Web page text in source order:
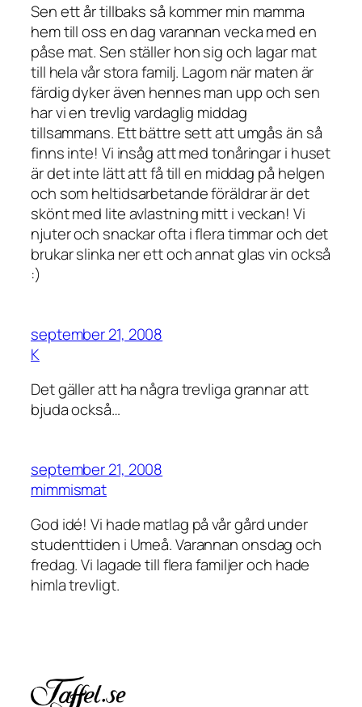
Sen ett år tillbaks så kommer min mamma
hem till oss en dag varannan vecka med en
påse mat. Sen ställer hon sig och lagar mat
till hela vår stora familj. Lagom när maten är
färdig dyker även hennes man upp och sen
har vi en trevlig vardaglig middag
tillsammans. Ett bättre sett att umgås än så
finns inte! Vi insåg att med tonåringar i huset
är det inte lätt att få till en middag på helgen
och som heltidsarbetande föräldrar är det
skönt med lite avlastning mitt i veckan! Vi
njuter och snackar ofta i flera timmar och det
brukar slinka ner ett och annat glas vin också
:)
september 21, 2008
K
Det gäller att ha några trevliga grannar att
bjuda också…
september 21, 2008
mimmismat
God idé! Vi hade matlag på vår gård under
studenttiden i Umeå. Varannan onsdag och
fredag. Vi lagade till flera familjer och hade
himla trevligt.